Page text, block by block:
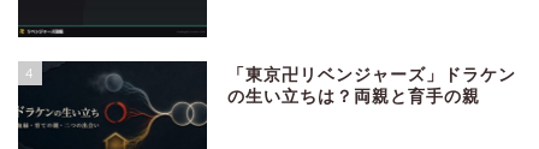
4
「東京卍リベンジャーズ」ドラケン
の生い立ちは？両親と育手の親